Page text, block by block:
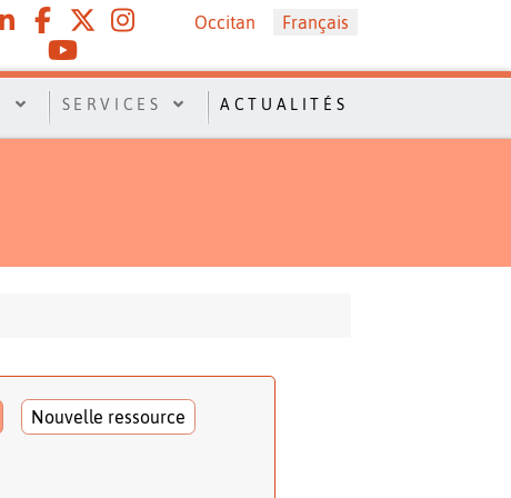
Sélectionnez votre langue
Occitan Français
SERVICES ACTUALITÉS
Nouvelle ressource